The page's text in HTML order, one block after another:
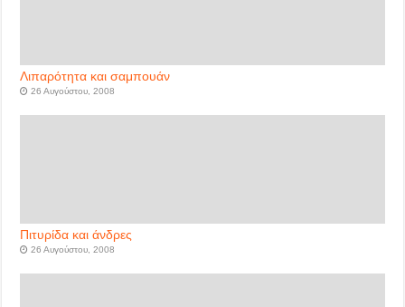
Λιπαρότητα και σαμπουάν
26 Αυγούστου, 2008
Πιτυρίδα και άνδρες
26 Αυγούστου, 2008